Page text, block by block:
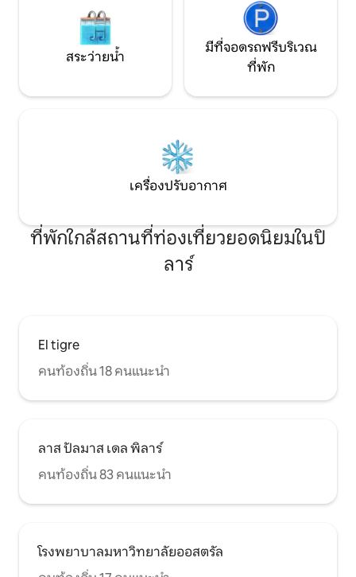
สระว่ายน้ำ
มีที่จอดรถฟรีบริเวณ
ที่พัก
เครื่องปรับอากาศ
ที่พักใกล้สถานที่ท่องเที่ยวยอดนิยมในปิ
ลาร์
El tigre
คนท้องถิ่น 18 คนแนะนำ
ลาส ปัลมาส เดล พิลาร์
คนท้องถิ่น 83 คนแนะนำ
โรงพยาบาลมหาวิทยาลัยออสตรัล